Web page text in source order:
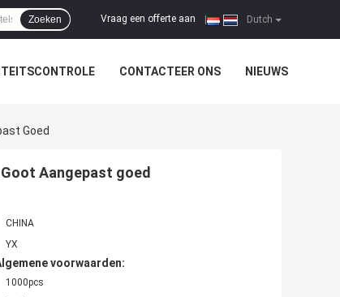
Dutch
Vraag een offerte aan
Zoeken
CONTACTEER ONS NIEUWS
Goed
Aangepast goed
CHINA
YX
voorwaarden:
1000pcs